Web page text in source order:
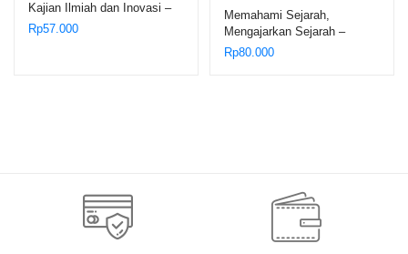
Kajian Ilmiah dan Inovasi –
Prof. Dr. M. Giatman, MSI
Rp57.000
Memahami Sejarah,
Mengajarkan Sejarah –
Mohamad Zaenal Arifin Anis
Rp80.000